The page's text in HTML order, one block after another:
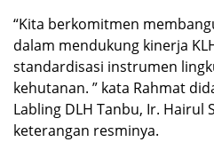
“Kita berkomitmen
dalam mendukung kinerja
standardisasi instrumen
kehutanan. ” kata Rahmat
Labling DLH Tanbu, Ir. Hairul
keterangan resminya.